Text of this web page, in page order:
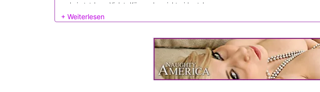
verheiratet, kann Violets Körper aber nicht widerstehen.